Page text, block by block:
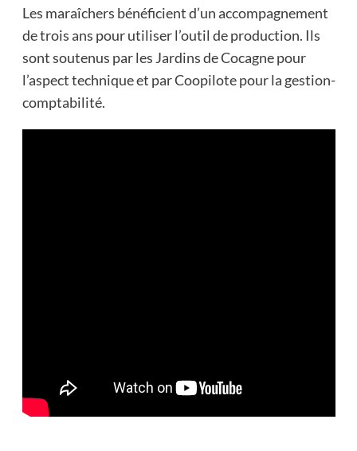
Les maraîchers bénéficient d’un accompagnement
de trois ans pour utiliser l’outil de production. Ils
sont soutenus par les Jardins de Cocagne pour
l’aspect technique et par Coopilote pour la gestion-
comptabilité.